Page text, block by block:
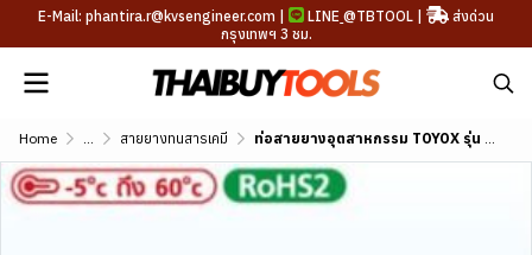
E-Mail: phantira.r@kvsengineer.com | LINE @TBTOOL |
ส่งด่วน
กรุงเทพฯ 3 ชม.
Home ... สายยางทนสารเคมี ท่อสายยางอุตสาหกรรม TOYOX รุ่น SUPER ขนาด 1/4"-3"